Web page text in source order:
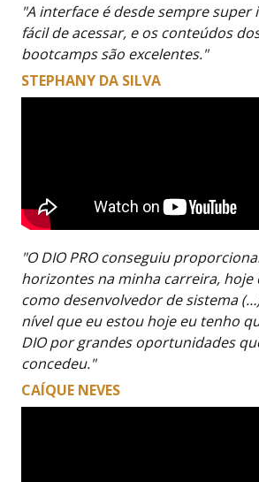
"A interface é desde sempre
fácil de acessar, e os conteúdos
bootcamps são excelentes."
STEPHANY DA SILVA
"O DIO PRO conseguiu
horizontes na minha carreira, hoje
como desenvolvedor de sistema
nível que eu estou hoje eu tenho
DIO por grandes oportunidades
concedeu."
CAÍQUE NEVES